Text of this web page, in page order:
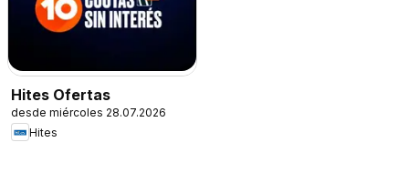
Hites Ofertas
desde miércoles 28.07.2026
Hites